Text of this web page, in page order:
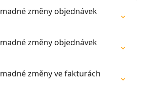
změny objednávek
změny objednávek
změny ve fakturách